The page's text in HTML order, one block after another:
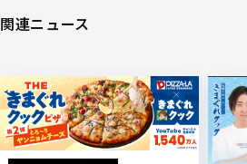
関連ニュース